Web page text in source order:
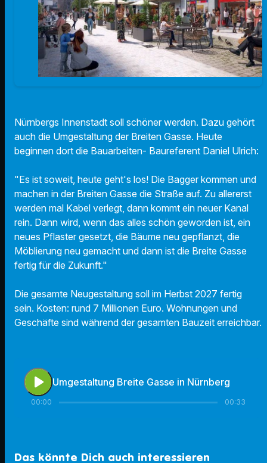
Nürnbergs Innenstadt soll schöner werden. Dazu gehört
auch die Umgestaltung der Breiten Gasse. Heute
beginnen dort die Bauarbeiten- Baureferent Daniel Ulrich:
"Es ist soweit, heute geht's los! Die Bagger kommen und
machen in der Breiten Gasse die Straße auf. Zu allererst
werden mal Kabel verlegt, dann kommt ein neuer Kanal
rein. Dann wird, wenn das alles schön geworden ist, ein
neues Pflaster gesetzt, die Bäume neu gepflanzt, die
Möblierung neu gemacht und dann ist die Breite Gasse
fertig für die Zukunft."
Die gesamte Neugestaltung soll im Herbst 2027 fertig
sein. Kosten: rund 7 Millionen Euro. Wohnungen und
Geschäfte sind während der gesamten Bauzeit erreichbar.
play_arrow Umgestaltung Breite Gasse in Nürnberg
00:00 00:33
Das könnte Dich auch interessieren